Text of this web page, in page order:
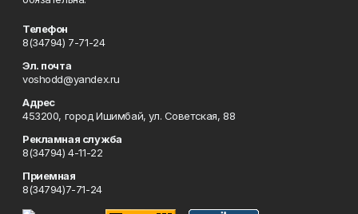
Телефон
8(34794) 7-71-24
Эл. почта
voshodd@yandex.ru
Адрес
453200, город Ишимбай, ул. Советская, 88
Рекламная служба
8(34794) 4-11-22
Приемная
8(34794)7-71-24